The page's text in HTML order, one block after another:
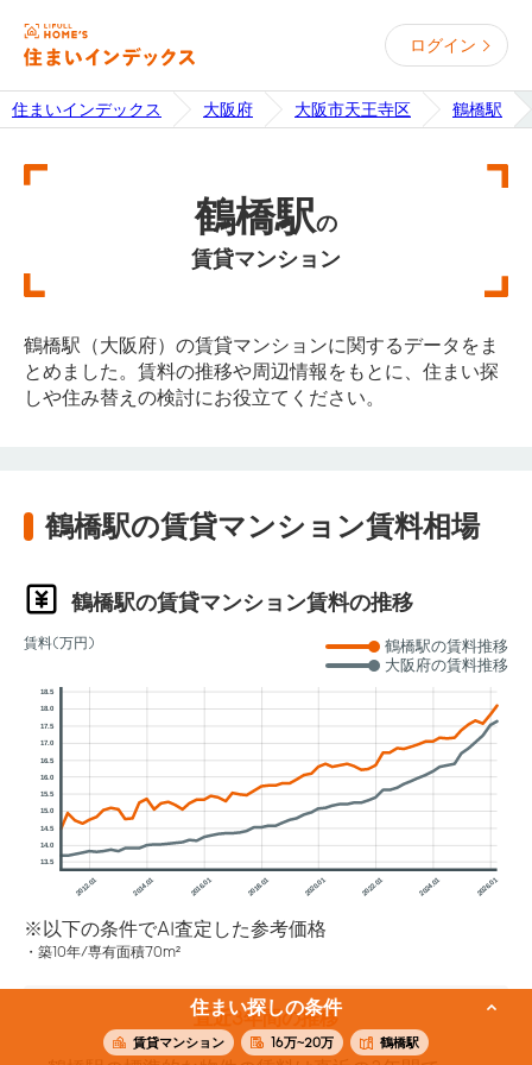
ログイン
住まいインデックス 大阪府 大阪市天王寺区 鶴橋駅
鶴橋駅の
賃貸マンション
鶴橋駅（大阪府）の賃貸マンションに関するデータをま
とめました。賃料の推移や周辺情報をもとに、住まい探
しや住み替えの検討にお役立てください。
鶴橋駅の賃貸マンション賃料相場
鶴橋駅の賃貸マンション賃料の推移
賃料(万円)
鶴橋駅の賃料推移
大阪府の賃料推移
2012.01 2014.01 2016.01 2018.01 2020.01 2022.01 2024.01 2026.01
13.5
14.0
14.5
15.0
15.5
16.0
16.5
17.0
17.5
18.0
18.5
※以下の条件でAI査定した参考価格
築10年/専有面積70m²
直近3年間の推移
住まい探しの条件
賃貸マンション 16万~20万 鶴橋駅